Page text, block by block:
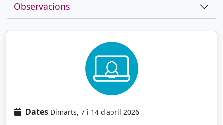
Observacions
Dates Dimarts, 7 i 14 d'abril 2026